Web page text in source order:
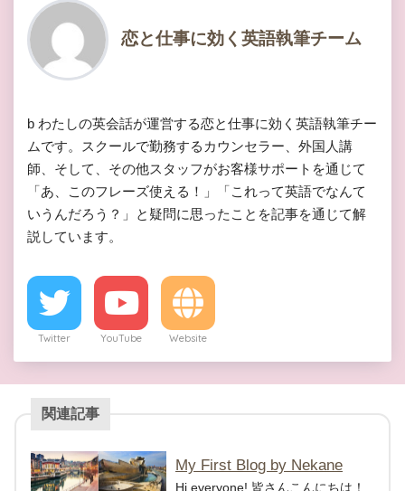
恋と仕事に効く英語執筆チーム
b わたしの英会話が運営する恋と仕事に効く英語執筆チー
ムです。スクールで勤務するカウンセラー、外国人講
師、そして、その他スタッフがお客様サポートを通じて
「あ、このフレーズ使える！」「これって英語でなんて
いうんだろう？」と疑問に思ったことを記事を通じて解
説しています。
Twitter YouTube Website
関連記事
My First Blog by Nekane
Hi everyone! 皆さんこんにちは！